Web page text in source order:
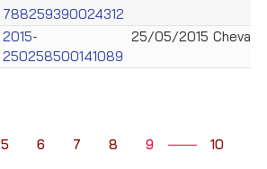
788259390024312
2015-
250258500141089
25/05/2015 Cheval
5 6 7 8 9
10